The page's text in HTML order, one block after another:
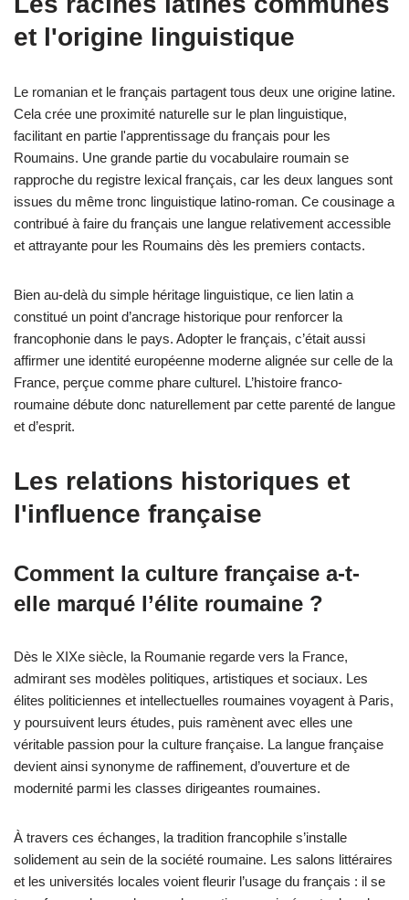
et l'origine linguistique
Le romanian et le français partagent tous deux une origine latine.
Cela crée une proximité naturelle sur le plan linguistique,
facilitant en partie l'apprentissage du français pour les
Roumains. Une grande partie du vocabulaire roumain se
rapproche du registre lexical français, car les deux langues sont
issues du même tronc linguistique latino-roman. Ce cousinage a
contribué à faire du français une langue relativement accessible
et attrayante pour les Roumains dès les premiers contacts.
Bien au-delà du simple héritage linguistique, ce lien latin a
constitué un point d’ancrage historique pour renforcer la
francophonie dans le pays. Adopter le français, c’était aussi
affirmer une identité européenne moderne alignée sur celle de la
France, perçue comme phare culturel. L’histoire franco-
roumaine débute donc naturellement par cette parenté de langue
et d’esprit.
Les relations historiques et
l'influence française
Comment la culture française a-t-
elle marqué l’élite roumaine ?
Dès le XIXe siècle, la Roumanie regarde vers la France,
admirant ses modèles politiques, artistiques et sociaux. Les
élites politiciennes et intellectuelles roumaines voyagent à Paris,
y poursuivent leurs études, puis ramènent avec elles une
véritable passion pour la culture française. La langue française
devient ainsi synonyme de raffinement, d’ouverture et de
modernité parmi les classes dirigeantes roumaines.
À travers ces échanges, la tradition francophile s’installe
solidement au sein de la société roumaine. Les salons littéraires
et les universités locales voient fleurir l’usage du français : il se